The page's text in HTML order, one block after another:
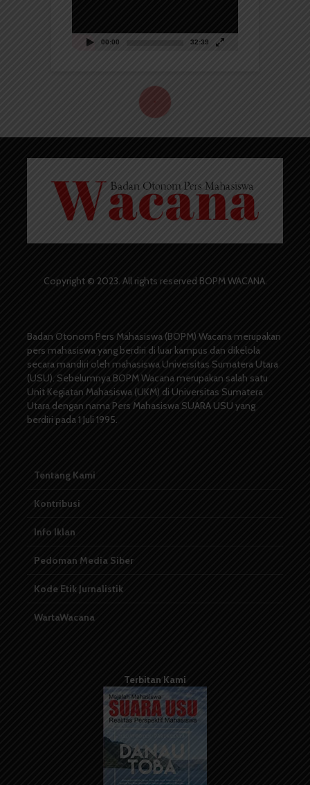
00:00 32:39
Copyright © 2023. All rights reserved BOPM WACANA.
Badan Otonom Pers Mahasiswa (BOPM) Wacana merupakan
pers mahasiswa yang berdiri di luar kampus dan dikelola
secara mandiri oleh mahasiswa Universitas Sumatera Utara
(USU). Sebelumnya BOPM Wacana merupakan salah satu
Unit Kegiatan Mahasiswa (UKM) di Universitas Sumatera
Utara dengan nama Pers Mahasiswa SUARA USU yang
berdiri pada 1 Juli 1995.
Tentang Kami
Kontribusi
Info Iklan
Pedoman Media Siber
Kode Etik Jurnalistik
WartaWacana
Terbitan Kami